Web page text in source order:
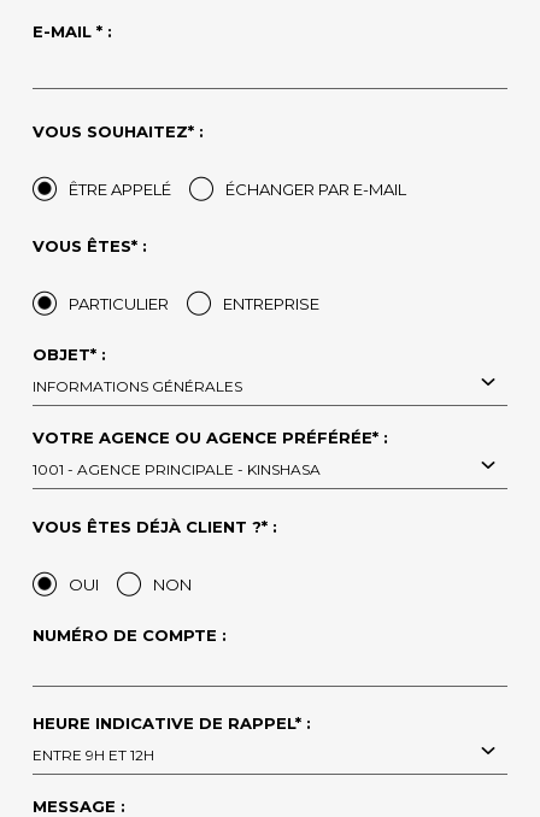
E-MAIL * :
VOUS SOUHAITEZ* :
ÊTRE APPELÉ ÉCHANGER PAR E-MAIL
VOUS ÊTES* :
PARTICULIER ENTREPRISE
OBJET* :
INFORMATIONS GÉNÉRALES
VOTRE AGENCE OU AGENCE PRÉFÉRÉE* :
1001 - AGENCE PRINCIPALE - KINSHASA
VOUS ÊTES DÉJÀ CLIENT ?* :
OUI NON
NUMÉRO DE COMPTE :
HEURE INDICATIVE DE RAPPEL* :
ENTRE 9H ET 12H
MESSAGE :